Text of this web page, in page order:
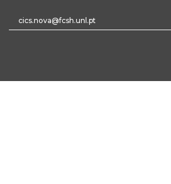
cics.nova@fcsh.unl.pt